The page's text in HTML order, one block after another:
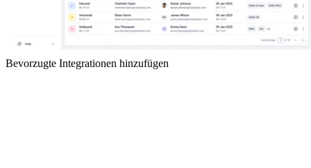
Bevorzugte Integrationen hinzufügen